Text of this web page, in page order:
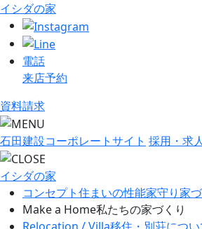
イシダの家
電話
来店予約
資料請求
石田建設コーポレートサイト 採用・求
イシダの家
コンセプト住まいの性能家守り家
Make a Home私たちの家づくり